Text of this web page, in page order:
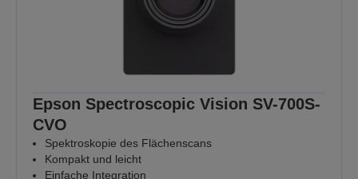
Epson Spectroscopic Vision SV-700S-
CVO
Spektroskopie des Flächenscans
Kompakt und leicht
Einfache Integration